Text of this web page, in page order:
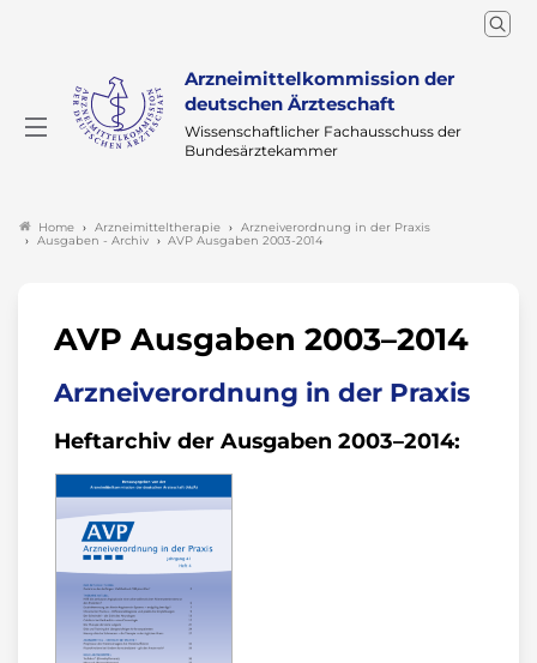
Arzneimittelkommission der
deutschen Ärzteschaft
Wissenschaftlicher Fachausschuss der
Bundesärztekammer
Home Arzneimitteltherapie
Arzneiverordnung in der Praxis
Ausgaben - Archiv
AVP Ausgaben 2003-2014
AVP Ausgaben 2003–2014
Arzneiverordnung in der Praxis
Heftarchiv der Ausgaben 2003–2014: